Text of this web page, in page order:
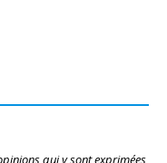
qui y sont exprimées